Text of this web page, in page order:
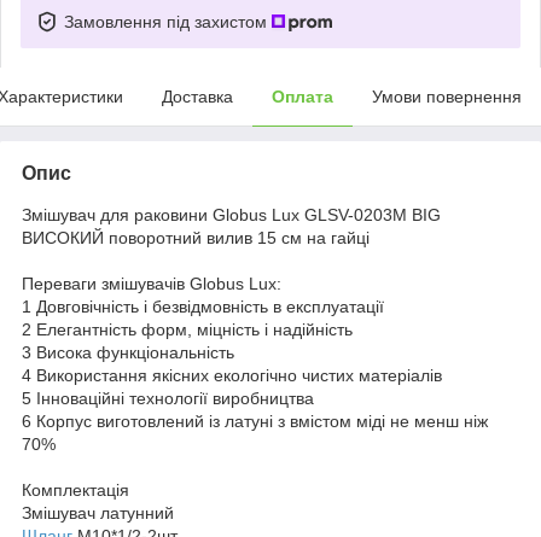
Замовлення під захистом
Доставка Оплата Умови повернення
Опис
Змішувач для раковини Globus Lux GLSV-0203M BIG
ВИСОКИЙ поворотний вилив 15 см на гайці
Переваги змішувачів Globus Lux:
1 Довговічність і безвідмовність в експлуатації
2 Елегантність форм, міцність і надійність
3 Висока функціональність
4 Використання якісних екологічно чистих матеріалів
5 Інноваційні технології виробництва
6 Корпус виготовлений із латуні з вмістом міді не менш ніж
70%
Комплектація
Змішувач латунний